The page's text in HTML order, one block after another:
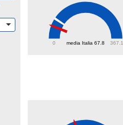
media Italia 67.8
0 367.1